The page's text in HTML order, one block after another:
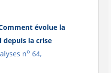
évolue la
la crise
no 64,